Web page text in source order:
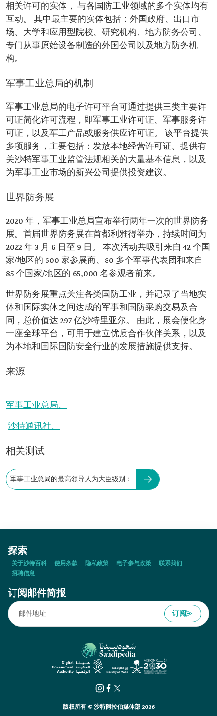
相关许可的实体， 与各国防工业领域的多个实体均有
互动。 其中最主要的实体包括：外国政府、出口市
场、大学和应用型院校、研究机构、地方防务公司、
专门从事原始设备制造的外国公司以及地方防务机
构。
军事工业总局的机制
军事工业总局的电子许可平台可通过提供三类主要许
可证简化许可流程，即军事工业许可证、军事服务许
可证，以及军工产品或服务供应许可证。 该平台提供
多项服务，主要包括：发放本地经营许可证、提供有
关沙特军事工业监管法规相关的大量基本信息，以及
为军事工业市场的新兴公司提供投资建议。
世界防务展
2020 年，军事工业总局宣布举行两年一次的世界防务
展。首届世界防务展在首都利雅得举办，持续时间为
2022 年 3 月 6 日至 9 日。 本次活动共吸引来自 42 个国
家/地区的 600 家参展商、80 多个军事代表团和来自
85 个国家/地区的 65,000 名参观者前来。
世界防务展重点关注各类国防工业，并记录了当地实
体和国际实体之间达成的军事和国防采购交易及合
同，总价值达 297 亿沙特里亚尔。 由此，展会便化身
一座全球平台，可用于建立优质合作伙伴关系，以及
为本地和国际国防安全行业的发展措施提供支持。
来源
军事工业总局。
沙特通讯社。
相关测试
军事工业总局的最高领导人为大臣级别：
探索
关于沙特百科 使用条款 隐私政策 电子参与政策
联系我们
招聘信息
订阅邮件简报
订阅
版权所有 © 沙特阿拉伯媒体部 2026